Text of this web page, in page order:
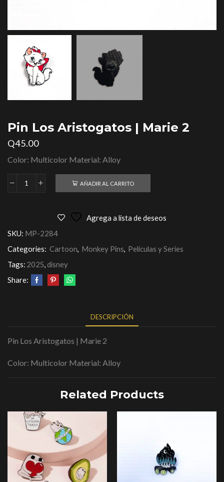
Pin Los Aristogatos | Marie 2
Q45.00
Color: Multicolor Material: Alloy
AÑADIR AL CARRITO
Agrega a lista de deseos
SKU: MP-2284
Categories: Cartoon, Monkey Pins, Películas y Series
Tags: 2025, disney
Share:
DESCRIPCIÓN
Pin Los Aristogatos | Marie 2
Color: Multicolor Material: Alloy
Related Products